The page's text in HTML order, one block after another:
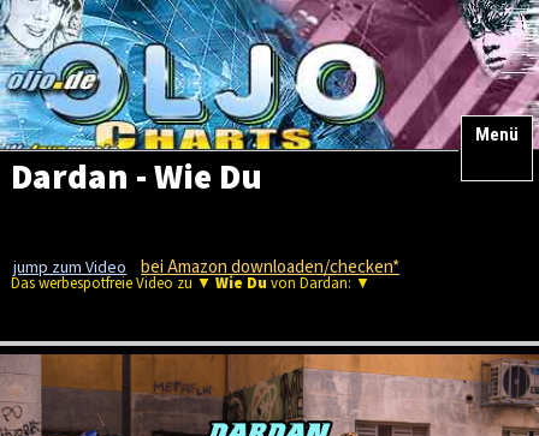
Menü
Dardan - Wie Du
jump zum Video bei Amazon downloaden/checken*
Das werbespotfreie Video zu ▼ Wie Du von Dardan: ▼